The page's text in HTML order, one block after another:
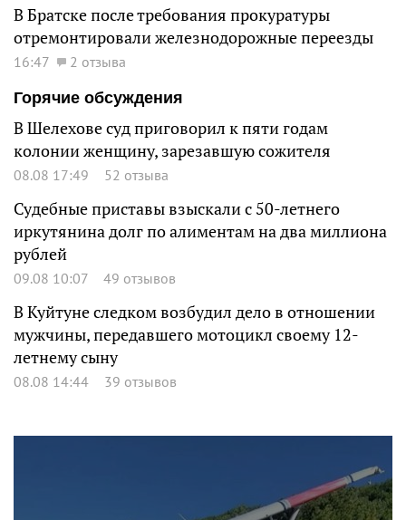
В Братске после требования прокуратуры
отремонтировали железнодорожные переезды
16:47
2 отзыва
Горячие обсуждения
В Шелехове суд приговорил к пяти годам
колонии женщину, зарезавшую сожителя
08.08 17:49 52 отзыва
Судебные приставы взыскали с 50-летнего
иркутянина долг по алиментам на два миллиона
рублей
09.08 10:07 49 отзывов
В Куйтуне следком возбудил дело в отношении
мужчины, передавшего мотоцикл своему 12-
летнему сыну
08.08 14:44 39 отзывов